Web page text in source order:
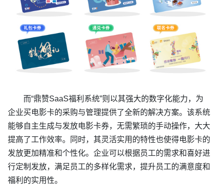
而“鼎赞SaaS福利系统”则以其强大的数字化能力，为
企业买电影卡的采购与管理提供了全新的解决方案。该系统
能够自主生成与发放电影卡券，无需繁琐的手动操作，大大
提高了工作效率。同时，其灵活实用的特性也使得电影卡的
发放更加精准和个性化。企业可以根据员工的需求和喜好进
行定制发放，满足员工的多样化需求，提升员工的满意度和
福利的实用性。